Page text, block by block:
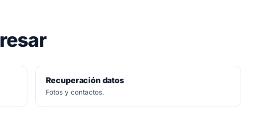
Recuperación datos
Fotos y contactos.